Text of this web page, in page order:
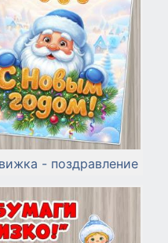
- поздравление